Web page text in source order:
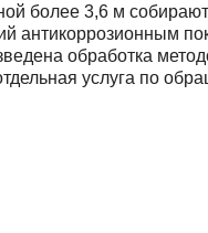
более 3,6 м
антикоррозионным
обработка
услуга по